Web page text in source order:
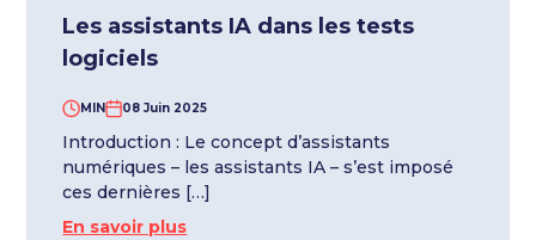
Les assistants IA dans les tests
logiciels
MIN 08 Juin 2025
Introduction : Le concept d’assistants
numériques – les assistants IA – s’est imposé
ces dernières […]
En savoir plus